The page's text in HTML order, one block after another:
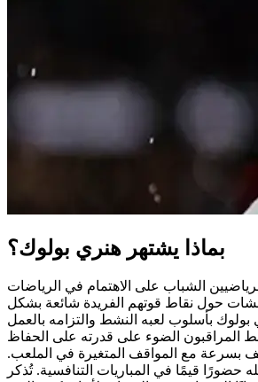
بماذا يشتهر هنري بولوك؟
الشباب على الاهتمام في الرياضات
حول نقاط قوتهم الفريدة شائعة بشكل
بولوك بأسلوب لعبه النشط والتزامه بالعمل
المراقبون الضوء على قدرته على الحفاظ
بسرعة مع المواقف المتغيرة في الملعب.
حضورًا قيمًا في المباريات التنافسية. تُذكر